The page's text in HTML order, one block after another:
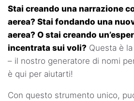
Stai creando una narrazione
aerea? Stai fondando una
aerea? O stai creando
incentrata sui voli? Questa è
– il nostro generatore di nomi
è qui per aiutarti!
Con questo strumento unico,